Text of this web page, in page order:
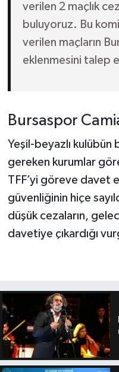
verilen 2 maçlık
buluyoruz. Bu
verilen maçların
eklenmesini talep
Bursaspor
Yeşil-beyazlı kulübün
gereken kurumlar
TFF’yi göreve davet
güvenliğinin hiçe
düşük cezaların,
davetiye çıkardığı